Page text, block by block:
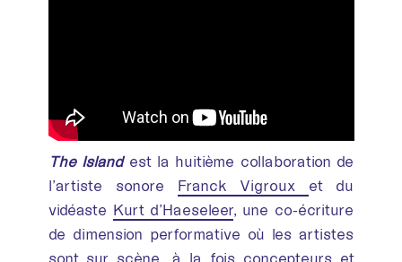
The Islandest la huitième collaboration de
l’artiste sonore Franck Vigroux et du
vidéaste Kurt d’Haeseleer, une co-écriture
de dimension performative où les artistes